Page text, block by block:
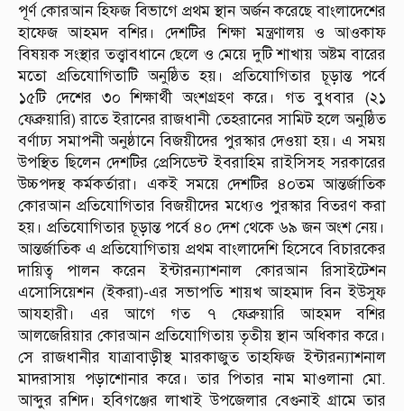
পূর্ণ কোরআন হিফজ বিভাগে প্রথম স্থান অর্জন করেছে বাংলাদেশের
হাফেজ আহমদ বশির। দেশটির শিক্ষা মন্ত্রণালয় ও আওকাফ
বিষয়ক সংস্থার তত্ত্বাবধানে ছেলে ও মেয়ে দুটি শাখায় অষ্টম বারের
মতো প্রতিযোগিতাটি অনুষ্ঠিত হয়। প্রতিযোগিতার চূড়ান্ত পর্বে
১৫টি দেশের ৩০ শিক্ষার্থী অংশগ্রহণ করে। গত বুধবার (২১
ফেব্রুয়ারি) রাতে ইরানের রাজধানী তেহরানের সামিট হলে অনুষ্ঠিত
বর্ণাঢ্য সমাপনী অনুষ্ঠানে বিজয়ীদের পুরস্কার দেওয়া হয়। এ সময়
উপস্থিত ছিলেন দেশটির প্রেসিডেন্ট ইবরাহিম রাইসিসহ সরকারের
উচ্চপদস্থ কর্মকর্তারা। একই সময়ে দেশটির ৪০তম আন্তর্জাতিক
কোরআন প্রতিযোগিতার বিজয়ীদের মধ্যেও পুরস্কার বিতরণ করা
হয়। প্রতিযোগিতার চূড়ান্ত পর্বে ৪০ দেশ থেকে ৬৯ জন অংশ নেয়।
আন্তর্জাতিক এ প্রতিযোগিতায় প্রথম বাংলাদেশি হিসেবে বিচারকের
দায়িত্ব পালন করেন ইন্টারন্যাশনাল কোরআন রিসাইটেশন
এসোসিয়েশন (ইকরা)-এর সভাপতি শায়খ আহমাদ বিন ইউসুফ
আযহারী। এর আগে গত ৭ ফেব্রুয়ারি আহমদ বশির
আলজেরিয়ার কোরআন প্রতিযোগিতায় তৃতীয় স্থান অধিকার করে।
সে রাজধানীর যাত্রাবাড়ীস্থ মারকাজুত তাহফিজ ইন্টারন্যাশনাল
মাদরাসায় পড়াশোনার করে। তার পিতার নাম মাওলানা মো.
আব্দুর রশিদ। হবিগঞ্জের লাখাই উপজেলার বেগুনাই গ্রামে তার